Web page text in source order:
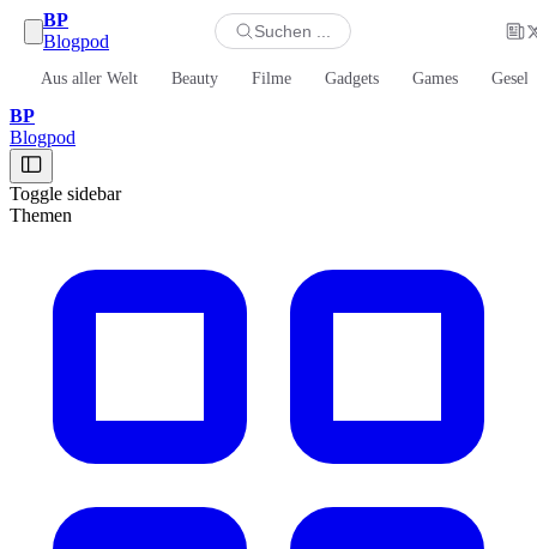
BP
Blogpod
Suchen ...
Aus aller Welt Beauty Filme Gadgets Games
BP
Blogpod
Toggle sidebar
Themen